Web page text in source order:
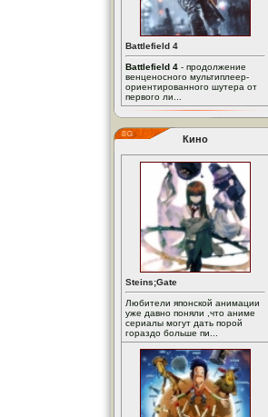
Battlefield 4
Battlefield 4 - продолжение
венценосного мультиплеер-
ориентированного шутера от
первого ли...
Кино
Steins;Gate
Любители японской анимации
уже давно поняли ,что аниме
сериалы могут дать порой
гораздо больше пи...